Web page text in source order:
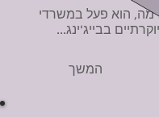
הוא פעל במשרדי
יוקרתיים בבייג'ינג...
המשך